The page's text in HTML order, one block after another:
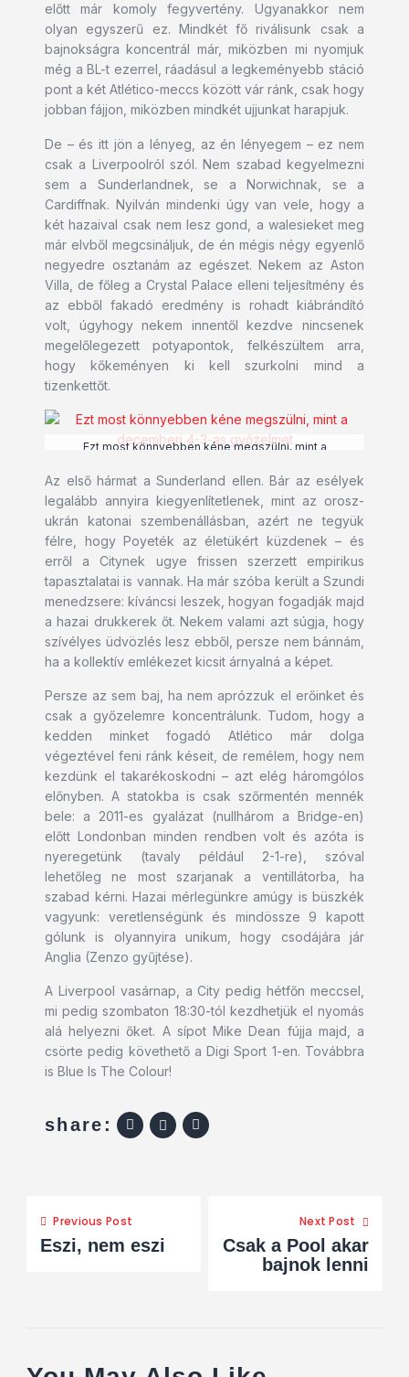
előtt már komoly fegyvertény. Ugyanakkor nem
olyan egyszerű ez. Mindkét fő riválisunk csak a
bajnokságra koncentrál már, miközben mi nyomjuk
még a BL-t ezerrel, ráadásul a legkeményebb stáció
pont a két Atlético-meccs között vár ránk, csak hogy
jobban fájjon, miközben mindkét ujjunkat harapjuk.
De – és itt jön a lényeg, az én lényegem – ez nem
csak a Liverpoolról szól. Nem szabad kegyelmezni
sem a Sunderlandnek, se a Norwichnak, se a
Cardiffnak. Nyilván mindenki úgy van vele, hogy a
két hazaival csak nem lesz gond, a walesieket meg
már elvből megcsináljuk, de én mégis négy egyenlő
negyedre osztanám az egészet. Nekem az Aston
Villa, de főleg a Crystal Palace elleni teljesítmény és
az ebből fakadó eredmény is rohadt kiábrándító
volt, úgyhogy nekem innentől kezdve nincsenek
megelőlegezett potyapontok, felkészültem arra,
hogy kőkeményen ki kell szurkolni mind a
tizenkettőt.
Ezt most könnyebben kéne megszülni, mint a
Az első hármat a Sunderland ellen. Bár az esélyek
legalább annyira kiegyenlítetlenek, mint az orosz-
ukrán katonai szembenállásban, azért ne tegyük
félre, hogy Poyeték az életükért küzdenek – és
erről a Citynek ugye frissen szerzett empirikus
tapasztalatai is vannak. Ha már szóba került a Szundi
menedzsere: kíváncsi leszek, hogyan fogadják majd
a hazai drukkerek őt. Nekem valami azt súgja, hogy
szívélyes üdvözlés lesz ebből, persze nem bánnám,
ha a kollektív emlékezet kicsit árnyalná a képet.
Persze az sem baj, ha nem aprózzuk el erőinket és
csak a győzelemre koncentrálunk. Tudom, hogy a
kedden minket fogadó Atlético már dolga
végeztével feni ránk késeit, de remélem, hogy nem
kezdünk el takarékoskodni – azt elég háromgólos
előnyben. A statokba is csak szőrmentén mennék
bele: a 2011-es gyalázat (nullhárom a Bridge-en)
előtt Londonban minden rendben volt és azóta is
nyeregetünk (tavaly például 2-1-re), szóval
lehetőleg ne most szarjanak a ventillátorba, ha
szabad kérni. Hazai mérlegünkre amúgy is büszkék
vagyunk: veretlenségünk és mindössze 9 kapott
gólunk is olyannyira unikum, hogy csodájára jár
Anglia (Zenzo gyűjtése).
A Liverpool vasárnap, a City pedig hétfőn meccsel,
mi pedig szombaton 18:30-tól kezdhetjük el nyomás
alá helyezni őket. A sípot Mike Dean fújja majd, a
csörte pedig követhető a Digi Sport 1-en. Továbbra
is Blue Is The Colour!
share:
Previous Post
Eszi, nem eszi
Next Post
Csak a Pool akar
bajnok lenni